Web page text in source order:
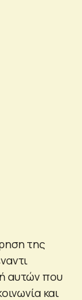
της
αυτών που
και